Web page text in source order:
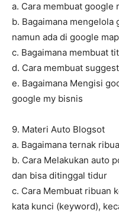
a. Cara membuat google
b. Bagaimana
namun ada di google map
c. Bagaimana membuat
d. Cara membuat
e. Bagaimana Mengisi
google my bisnis
9. Materi Auto Blogsot
a. Bagaimana ternak
b. Cara Melakukan auto
dan bisa ditinggal tidur
c. Cara Membuat ribuan
kata kunci (keyword),